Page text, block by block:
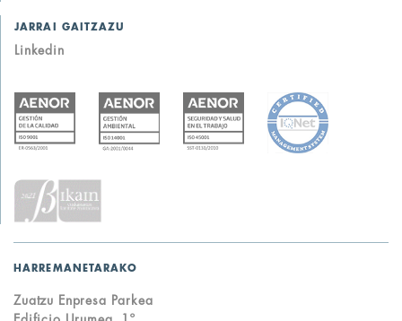
JARRAI GAITZAZU
Linkedin
HARREMANETARAKO
Zuatzu Enpresa Parkea